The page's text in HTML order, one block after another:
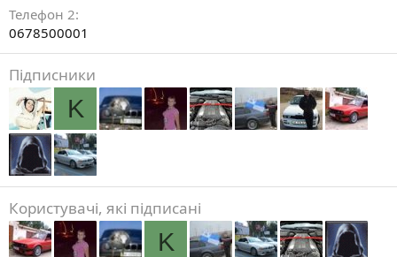
Телефон 2
0678500001
Підписники
K
Користувачі, які підписані
K